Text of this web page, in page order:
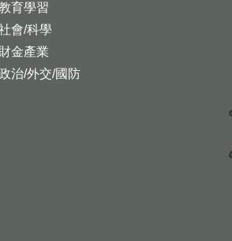
育學習
會/科學
財金產業
治/外交/國防